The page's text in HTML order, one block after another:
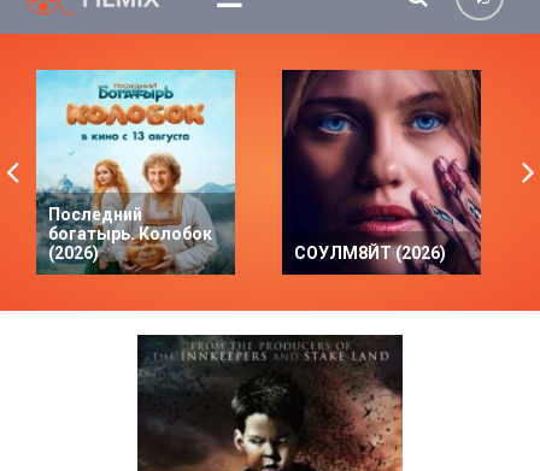
Последний
богатырь. Колобок
(2026)
СОУЛМ8ЙТ (2026)